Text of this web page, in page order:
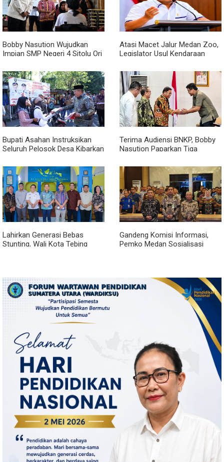
Bobby Nasution Wujudkan
Impian SMP Negeri 4 Sitolu Ori
Atasi Macet Jalur Medan Zoo,
Legislator Usul Kendaraan
Royal Sumatera
Bupati Asahan Instruksikan
Seluruh Pelosok Desa Kibarkan
Terima Audiensi BNKP, Bobby
Nasution Paparkan Tiga
Kepulauan Nias
Lahirkan Generasi Bebas
Stunting, Wali Kota Tebing
Gandeng Komisi Informasi,
Pemko Medan Sosialisasi